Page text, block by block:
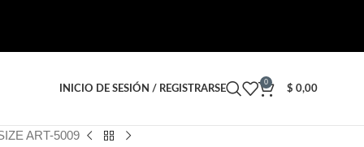
INICIO DE SESIÓN / REGISTRARSE
0
$ 0,00
ART-5009